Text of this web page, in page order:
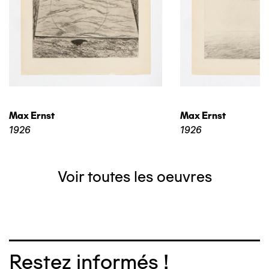
Max Ernst
1926
Max Ernst
1926
Voir toutes les oeuvres
Restez informés !